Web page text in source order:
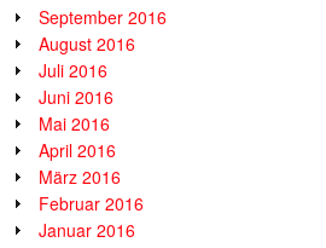
September 2016
August 2016
Juli 2016
Juni 2016
Mai 2016
April 2016
März 2016
Februar 2016
Januar 2016